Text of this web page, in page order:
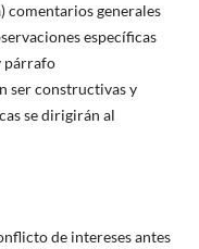
comentarios generales
específicas
párrafo
ser constructivas y
se dirigirán al
de intereses antes